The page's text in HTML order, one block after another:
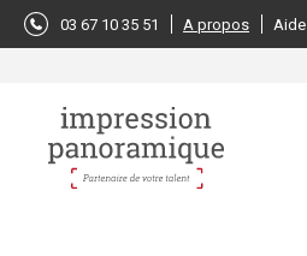
03 67 10 35 51 A propos Aide
Panneau de gestion des cookies